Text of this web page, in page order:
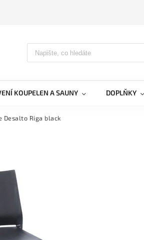
KOUPELEN A SAUNY DOPLŇKY
Desalto Riga black